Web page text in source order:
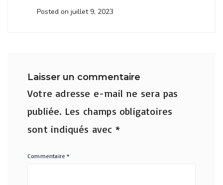
Posted on juillet 9, 2023
Laisser un commentaire
Votre adresse e-mail ne sera pas
publiée. Les champs obligatoires
sont indiqués avec *
Commentaire*